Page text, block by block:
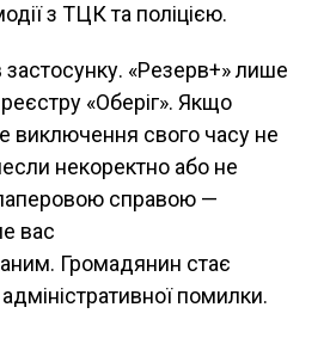
з ТЦК та поліцією.
«Резерв+» лише
«Оберіг». Якщо
виключення свого часу не
некоректно або не
справою —
вас
Громадянин стає
помилки.